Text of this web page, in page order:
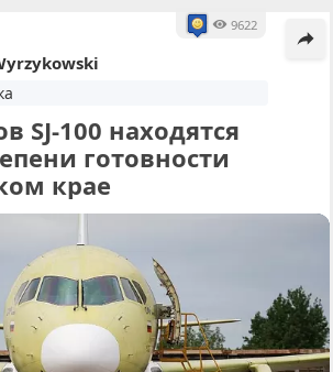
9622
SJ-100 находятся
готовности
крае